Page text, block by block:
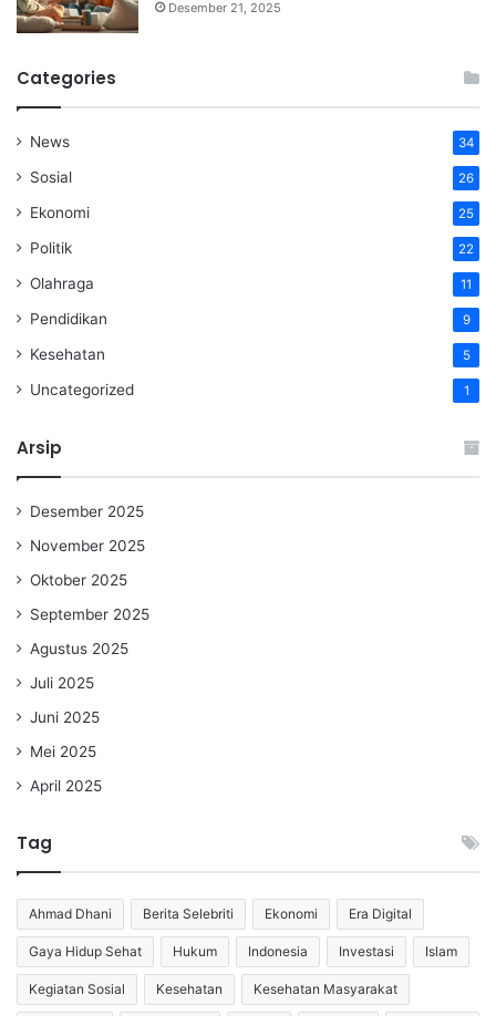
Desember 21, 2025
Categories
News 34
Sosial 26
Ekonomi 25
Politik 22
Olahraga 11
Pendidikan 9
Kesehatan 5
Uncategorized 1
Arsip
Desember 2025
November 2025
Oktober 2025
September 2025
Agustus 2025
Juli 2025
Juni 2025
Mei 2025
April 2025
Tag
Ahmad Dhani Berita Selebriti Ekonomi Era Digital
Gaya Hidup Sehat Hukum Indonesia Investasi Islam
Kegiatan Sosial Kesehatan Kesehatan Masyarakat